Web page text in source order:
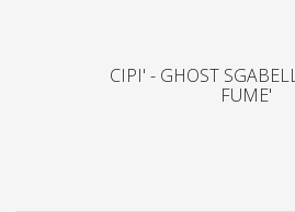
CIPI' - GHOST
FUME'